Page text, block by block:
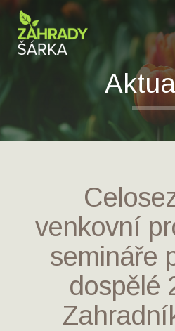
venkovní
semináře
dospělé